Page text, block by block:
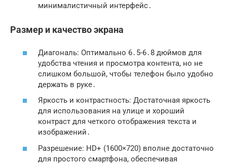
минималистичный интерфейс․
Размер и качество экрана
Диагональ: Оптимально 6․5-6․8 дюймов для
удобства чтения и просмотра контента, но не
слишком большой, чтобы телефон было удобно
держать в руке․
Яркость и контрастность: Достаточная яркость
для использования на улице и хороший
контраст для четкого отображения текста и
изображений․
Разрешение: HD+ (1600×720) вполне достаточно
для простого смартфона, обеспечивая